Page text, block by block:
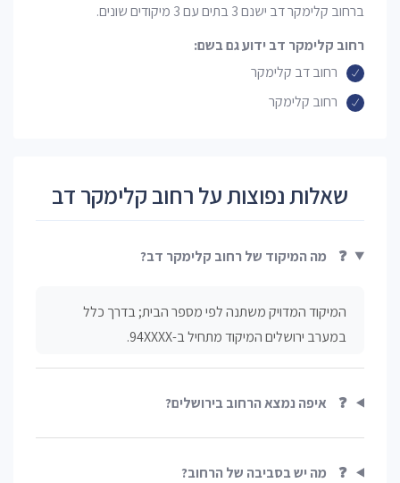
ברחוב קלימקר דב ישנם 3 בתים עם 3 מיקודים שונים.
רחוב קלימקר דב ידוע גם בשם:
רחוב דב קלימקר
רחוב קלימקר
שאלות נפוצות על רחוב קלימקר דב
❓ מה המיקוד של רחוב קלימקר דב?
המיקוד המדויק משתנה לפי מספר הבית; בדרך כלל
במערב ירושלים המיקוד מתחיל ב-94XXXX.
❓ איפה נמצא הרחוב בירושלים?
❓ מה יש בסביבה של הרחוב?